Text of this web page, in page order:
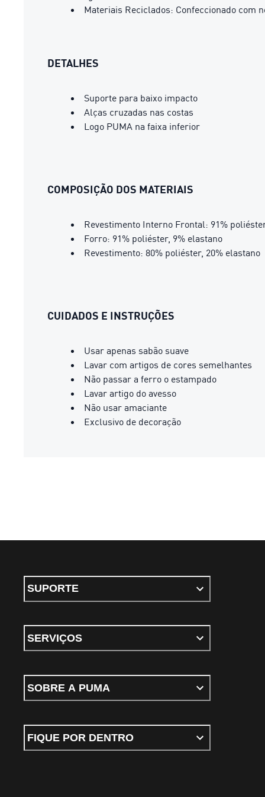
Materiais Reciclados: Confeccionado com
DETALHES
Suporte para baixo impacto
Alças cruzadas nas costas
Logo PUMA na faixa inferior
COMPOSIÇÃO DOS MATERIAIS
Revestimento Interno Frontal: 91%
Forro: 91% poliéster, 9% elastano
Revestimento: 80% poliéster, 20% elastano
CUIDADOS E INSTRUÇÕES
Usar apenas sabão suave
Lavar com artigos de cores semelhantes
Não passar a ferro o estampado
Lavar artigo do avesso
Não usar amaciante
Exclusivo de decoração
SUPORTE
SERVIÇOS
SOBRE A PUMA
FIQUE POR DENTRO